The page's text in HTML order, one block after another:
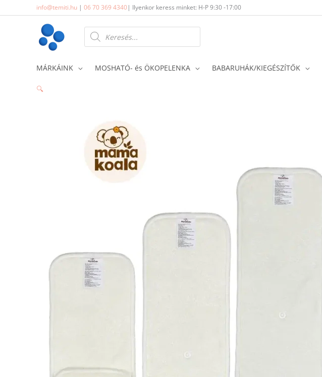
to
info@temiti.hu | 06 70 369 4340| Ilyenkor keress minket: H-P 9:30 -17:00
Products
search
MÁRKÁINK MOSHATÓ- és ÖKOPELENKA BABARUHÁK/KIEGÉSZÍTŐK
🔍